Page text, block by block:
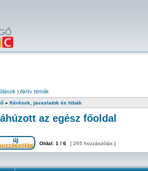
| Aktív témák
» Kérések, javaslatok és hibák
az egész főoldal
Oldal: 1 / 6 [ 265 hozzászólás ]